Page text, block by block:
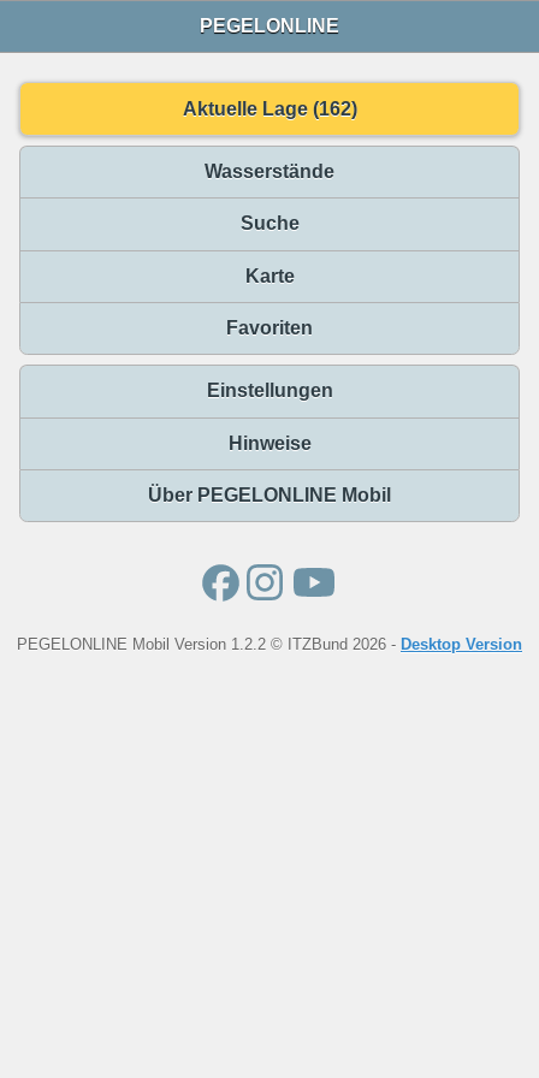
PEGELONLINE
Aktuelle Lage (162)
Wasserstände
Suche
Karte
Favoriten
Einstellungen
Hinweise
Über PEGELONLINE Mobil
PEGELONLINE Mobil Version 1.2.2 © ITZBund 2026 - Desktop Version